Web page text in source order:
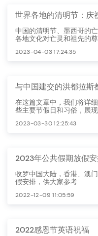
中国的清明节、墨西哥的
各地文化对亡灵和祖先的
们各自的有趣故事和独特习
2023-04-03 17:24:35
与中国建交的洪都拉斯
在这篇文章中，我们将详
些主要节假日和习俗，展
2023-03-30 12:25:43
收罗中国大陆，香港、澳
假安排，供大家参考
2022-12-09 11:05:59
2022感恩节英语祝福